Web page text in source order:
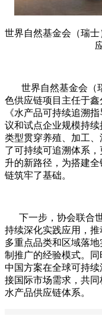
世界自然基金会（瑞
世界自然基金会（
色供应链项目主任于
《水产品可持续追溯
议和试点企业规模持
类型贯穿养殖、加工
了可持续可追溯体系
升的新路径，为搭建
链筑牢了基础。
下一步，协会联合
持续深化实践应用，
多重点品类和区域落
制推广的经验模式。
中国方案在全球可持
接国际市场需求，共
水产品供应链体系。